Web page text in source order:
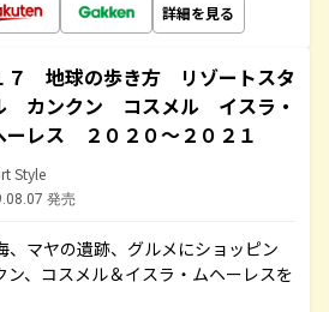
詳細を見る
７ 地球の歩き方 リゾートスタ
カンクン コスメル イスラ・
ーレス ２０２０～２０２１
Style
発売
、マヤの遺跡、グルメにショッピン
ン、コスメル＆イスラ・ムヘーレスを